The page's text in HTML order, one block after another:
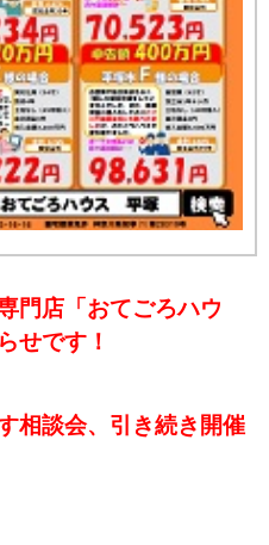
門店「おてごろハウ
せです！
相談会、引き続き開催